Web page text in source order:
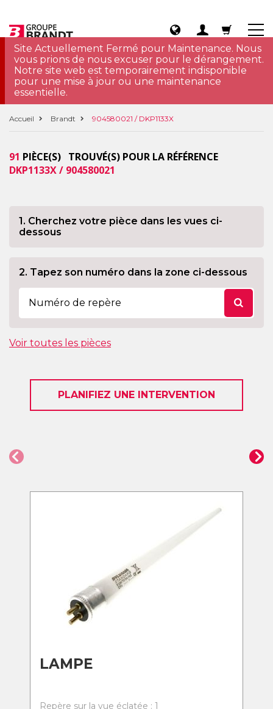
Site Actuellement Fermé pour Maintenance. Nous
vous prions de nous excuser pour le dérangement.
Notre site web est temporairement indisponible
pour une mise à jour ou une maintenance
essentielle.
Accueil Brandt 904580021 / DKP1133X
91 PIÈCE(S) TROUVÉ(S) POUR LA RÉFÉRENCE
DKP1133X / 904580021
1. Cherchez votre pièce dans les vues ci-
dessous
2. Tapez son numéro dans la zone ci-dessous
Voir toutes les pièces
PLANIFIEZ UNE INTERVENTION
LAMPE
Repère sur la vue éclatée : 1